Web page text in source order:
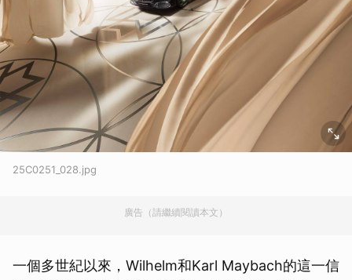
25C0251_028.jpg
廣告（請繼續閱讀本文）
一個多世紀以來，Wilhelm和Karl Maybach的這一信